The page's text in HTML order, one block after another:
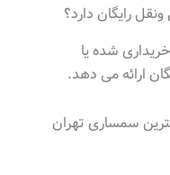
رایگان دارد؟
شده یا
ارائه می دهد.
سمساری تهران